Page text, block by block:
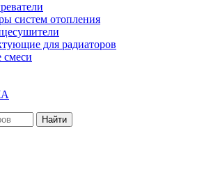
систем отопления
для радиаторов
смеси
Найти